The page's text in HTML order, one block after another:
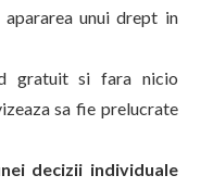
apararea unui drept in
gratuit si fara nicio
sa fie prelucrate
decizii individuale